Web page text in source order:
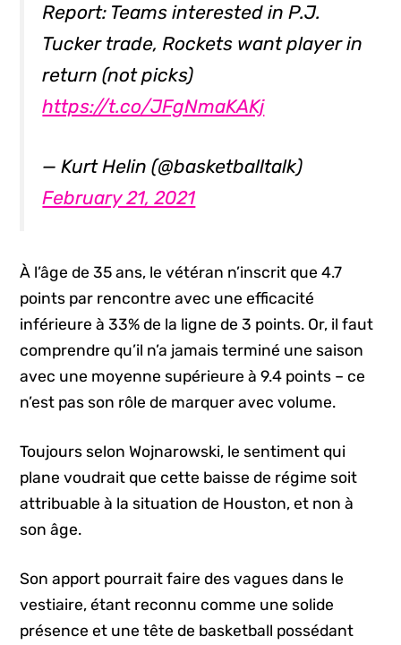
Report: Teams interested in P.J.
Tucker trade, Rockets want player in
return (not picks)
https://t.co/JFgNmaKAKj
— Kurt Helin (@basketballtalk)
February 21, 2021
À l’âge de 35 ans, le vétéran n’inscrit que 4.7
points par rencontre avec une efficacité
inférieure à 33% de la ligne de 3 points. Or, il faut
comprendre qu’il n’a jamais terminé une saison
avec une moyenne supérieure à 9.4 points – ce
n’est pas son rôle de marquer avec volume.
Toujours selon Wojnarowski, le sentiment qui
plane voudrait que cette baisse de régime soit
attribuable à la situation de Houston, et non à
son âge.
Son apport pourrait faire des vagues dans le
vestiaire, étant reconnu comme une solide
présence et une tête de basketball possédant